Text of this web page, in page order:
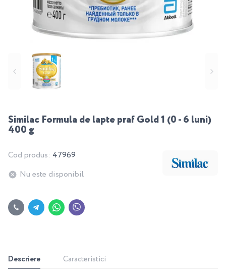
Similac Formula de lapte praf Gold 1 (0 - 6 luni)
400 g
Cod produs: 47969
Nu este disponibil
Descriere Caracteristici